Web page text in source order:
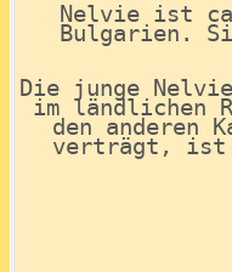
Nelvie ist
Bulgarien.
Die junge
im ländlichen
den anderen
verträgt, ist